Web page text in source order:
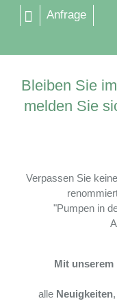
Anfrage
Bleiben Sie
melden Sie
Verpassen Sie
"Pumpen in
Mit
alle Neuigkeiten